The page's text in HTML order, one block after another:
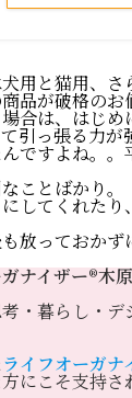
用と猫用、さ
品が破格のお
合は、はじめ
引っ張る力
んですよね。
ことばかり。
してくれた
放っておか
ナイザー®️木
・暮らし・デ
ライフオーガナ
にこそ支持さ